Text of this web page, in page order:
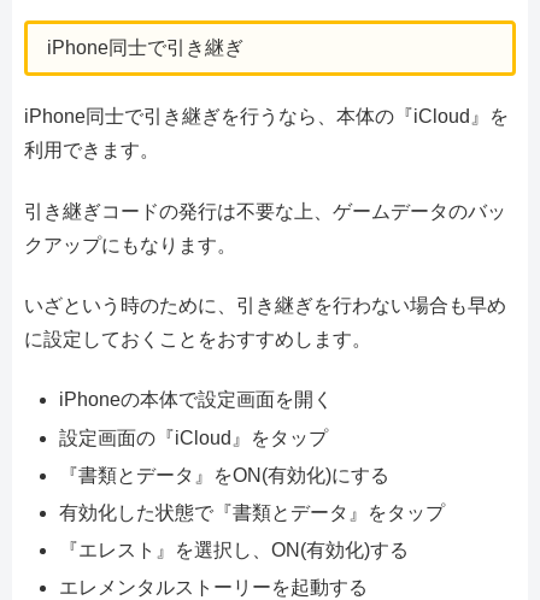
iPhone同士で引き継ぎ
iPhone同士で引き継ぎを行うなら、本体の『iCloud』を
利用できます。
引き継ぎコードの発行は不要な上、ゲームデータのバッ
クアップにもなります。
いざという時のために、引き継ぎを行わない場合も早め
に設定しておくことをおすすめします。
iPhoneの本体で設定画面を開く
設定画面の『iCloud』をタップ
『書類とデータ』をON(有効化)にする
有効化した状態で『書類とデータ』をタップ
『エレスト』を選択し、ON(有効化)する
エレメンタルストーリーを起動する